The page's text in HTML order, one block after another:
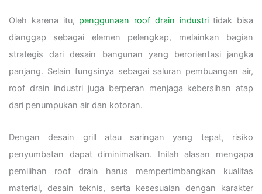
Oleh karena itu, penggunaan roof drain industritidak bisa
dianggap sebagai elemen pelengkap, melainkan bagian
strategis dari desain bangunan yang berorientasi jangka
panjang. Selain fungsinya sebagai saluran pembuangan air,
roof drain industri juga berperan menjaga kebersihan atap
dari penumpukan air dan kotoran.
Dengan desain grill atau saringan yang tepat, risiko
penyumbatan dapat diminimalkan. Inilah alasan mengapa
pemilihan roof drain harus mempertimbangkan kualitas
material, desain teknis, serta kesesuaian dengan karakter